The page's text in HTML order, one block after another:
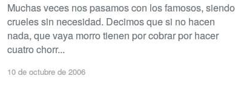
Muchas veces nos pasamos con los famosos, siendo
crueles sin necesidad. Decimos que si no hacen
nada, que vaya morro tienen por cobrar por hacer
cuatro chorr...
10 de octubre de 2006